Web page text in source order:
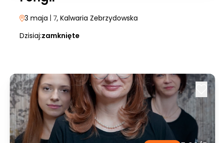
3 maja | 7, Kalwaria Zebrzydowska
Dzisiaj:zamknięte